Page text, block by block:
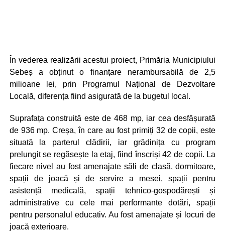
În vederea realizării acestui proiect, Primăria Municipiului
Sebeș a obținut o finanțare nerambursabilă de 2,5
milioane lei, prin Programul Național de Dezvoltare
Locală, diferența fiind asigurată de la bugetul local.
Suprafața construită este de 468 mp, iar cea desfășurată
de 936 mp. Creșa, în care au fost primiți 32 de copii, este
situată la parterul clădirii, iar grădinița cu program
prelungit se regăsește la etaj, fiind înscriși 42 de copii. La
fiecare nivel au fost amenajate săli de clasă, dormitoare,
spații de joacă și de servire a mesei, spații pentru
asistență medicală, spații tehnico-gospodărești și
administrative cu cele mai performante dotări, spații
pentru personalul educativ. Au fost amenajate și locuri de
joacă exterioare.